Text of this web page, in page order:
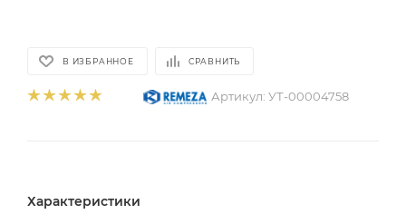
В ИЗБРАННОЕ СРАВНИТЬ
Артикул: УТ-00004758
Характеристики